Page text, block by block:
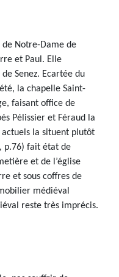
de Notre-Dame de
et Paul. Elle
Senez. Ecartée du
la chapelle Saint-
faisant office de
Pélissier et Féraud la
la situent plutôt
p.76) fait état de
et de l’église
et sous coffres de
médiéval
reste très imprécis.